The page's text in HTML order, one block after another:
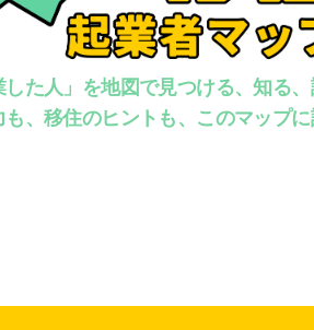
した人」を地図で見つける、知る、
、移住のヒントも、このマップに